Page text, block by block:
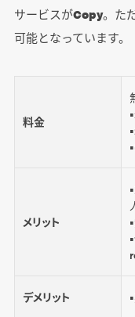
サービスがCopy。た
可能となっています。
料金
メリット
デメリット